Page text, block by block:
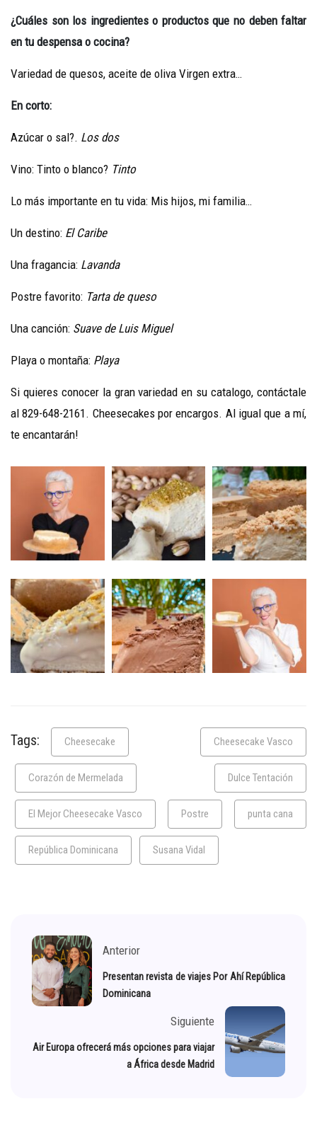
¿Cuáles son los ingredienteso productosque no debenfaltar
en tu despensa o cocina?
Variedad de quesos, aceite de oliva Virgen extra…
En corto:
Azúcar o sal?. Los dos
Vino: Tinto o blanco? Tinto
Lo más importante en tu vida: Mis hijos, mi familia…
Un destino: El Caribe
Una fragancia: Lavanda
Postre favorito: Tarta de queso
Una canción: Suave de Luis Miguel
Playa o montaña: Playa
Si quieres conocer la gran variedad en su catalogo, contáctale
al 829-648-2161. Cheesecakes por encargos. Al igual que a mí,
te encantarán!
Tags: Cheesecake Cheesecake Vasco
Corazón de Mermelada Dulce Tentación
El Mejor Cheesecake Vasco Postre punta cana
República Dominicana Susana Vidal
Anterior
Presentan revista de viajes Por Ahí República
Dominicana
Siguiente
Air Europa ofrecerá más opciones para viajar
a África desde Madrid